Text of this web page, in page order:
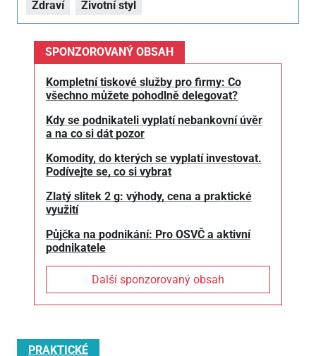
Zdraví Životní styl
SPONZOROVANÝ OBSAH
Kompletní tiskové služby pro firmy: Co
všechno můžete pohodlně delegovat?
Kdy se podnikateli vyplatí nebankovní úvěr
a na co si dát pozor
Komodity, do kterých se vyplatí investovat.
Podívejte se, co si vybrat
Zlatý slitek 2 g: výhody, cena a praktické
využití
Půjčka na podnikání: Pro OSVČ a aktivní
podnikatele
Další sponzorovaný obsah
PRAKTICKÉ